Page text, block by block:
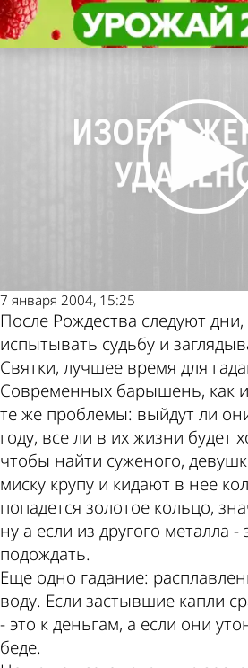
Раз в
Общество
7 января 2004, 15:25
После Рождества следуют
испытывать судьбу и
Святки, лучшее время для
Современных барышень, как
те же проблемы: выйдут ли
году, все ли в их жизни будет
чтобы найти суженого,
миску крупу и кидают в нее
попадется золотое кольцо,
ну а если из другого металла -
подождать.
Еще одно гадание:
воду. Если застывшие капли
- это к деньгам, а если они
беде.
Раз в
Общество
Последние
Погода и
валют в